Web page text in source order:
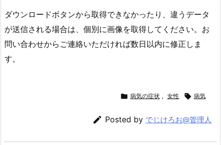
ダウンロードボタンから取得できなかったり、違うデータ
が送信される場合は、個別に画像を取得してください。お
問い合わせからご連絡いただければ数日以内に修正しま
す。
 病気の症状 , 女性  病気
 Posted by でじけろお@管理人